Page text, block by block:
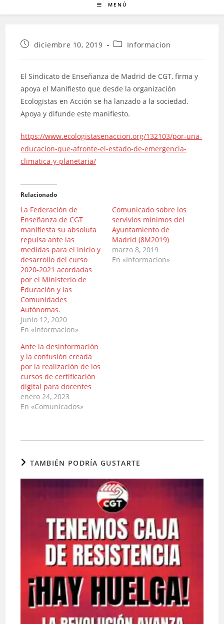
MENÚ
Publicación
entrada:
diciembre 10, 2019
Categoría
entrada:
Informacion
El Sindicato de Enseñanza de Madrid de CGT, firma y
apoya el Manifiesto que desde la organización
Ecologistas en Acción se ha lanzado a la sociedad.
Apoya y difunde este manifiesto.
https://www.ecologistasenaccion.org/132103/por-una-
educacion-que-afronte-el-estado-de-emergencia-
climatica-y-planetaria/
Relacionado
La Federación de
Enseñanza de CGT
manifiesta su absoluta
repulsa ante las
medidas para el inicio y
desarrollo del curso
2020-2021 acordadas
por el Ministerio de
Educación y las
Comunidades
Autónomas.
junio 12, 2020
En «Informacion»
Comunicado sobre los
servivios mínimos del
Ayuntamiento de
Madrid (8M2019)
marzo 8, 2019
En «Informacion»
Ante la desinformación
y la confusión creada
por la realización de los
cursos de certificación
digital para docentes
enero 24, 2023
En «Comunicados»
TAMBIÉN PODRÍA GUSTARTE